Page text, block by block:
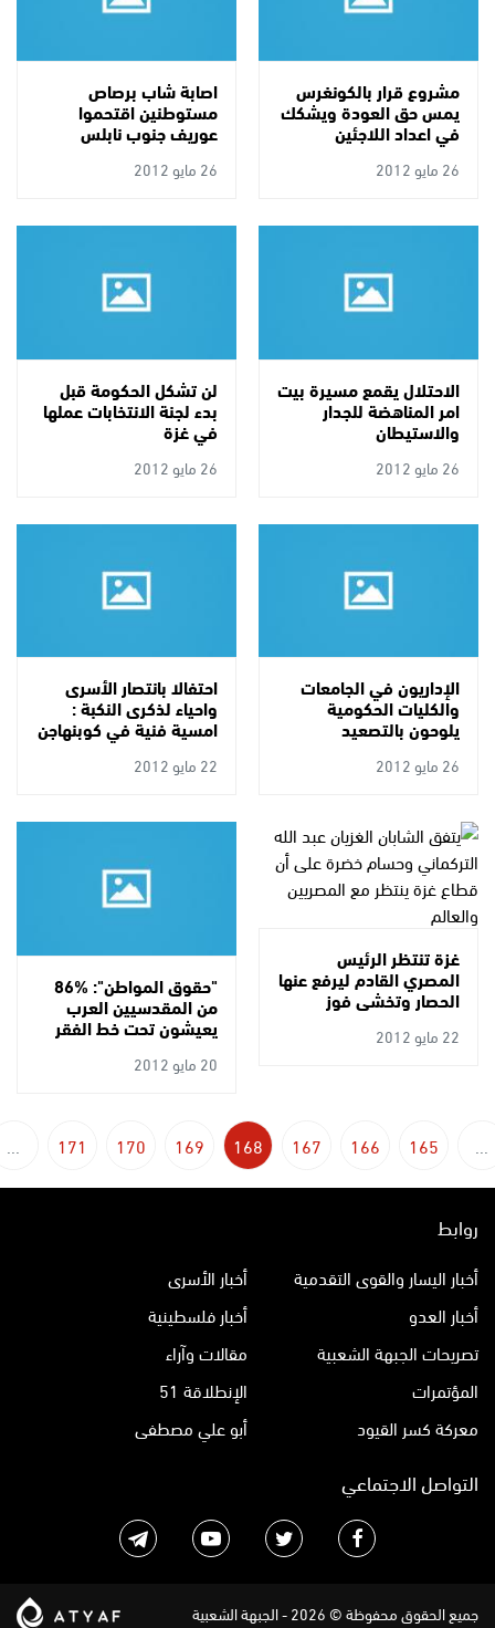
مشروع قرار بالكونغرس
يمس حق العودة ويشكك
في اعداد اللاجئين
26 مايو 2012
اصابة شاب برصاص
مستوطنين اقتحموا
عوريف جنوب نابلس
26 مايو 2012
الاحتلال يقمع مسيرة بيت
امر المناهضة للجدار
والاستيطان
26 مايو 2012
لن تشكل الحكومة قبل
بدء لجنة الانتخابات عملها
في غزة
26 مايو 2012
الإداريون في الجامعات
والكليات الحكومية
يلوحون بالتصعيد
26 مايو 2012
احتفالا بانتصار الأسرى
واحياء لذكرى النكبة :
امسية فنية في كوبنهاجن
22 مايو 2012
غزة تنتظر الرئيس
المصري القادم ليرفع عنها
الحصار وتخشى فوز
الفلول22 مايو 2012
"حقوق المواطن": %86
من المقدسيين العرب
يعيشون تحت خط الفقر
20 مايو 2012
...
165
166
167
168
169
170
171
...
روابط
أخبار اليسار والقوى التقدمية
أخبار الأسرى
أخبار العدو
أخبار فلسطينية
تصريحات الجبهة الشعبية
مقالات وآراء
المؤتمرات
الإنطلاقة 51
معركة كسر القيود
أبو علي مصطفى
التواصل الاجتماعي
جميع الحقوق محفوظة © 2026 - الجبهة الشعبية